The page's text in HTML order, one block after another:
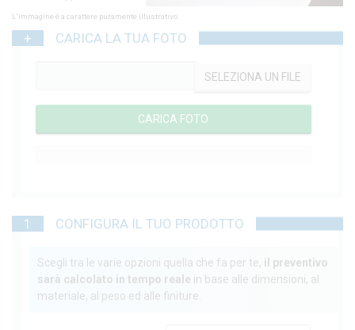
L'immagine è a carattere puramente illustrativo.
+ CARICA LA TUA FOTO
SELEZIONA UN FILE
1 CONFIGURA IL TUO PRODOTTO
Scegli tra le varie opzioni quella che fa per te, il preventivo
sarà calcolato in tempo reale in base alle dimensioni, al
materiale, al peso ed alle finiture.